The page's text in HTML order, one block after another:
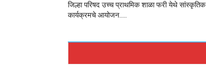
जिल्हा परिषद उच्च प्राथमिक शाळा फरी येथे सांस्कृतिक
कार्यक्रमचे आयोजन…..